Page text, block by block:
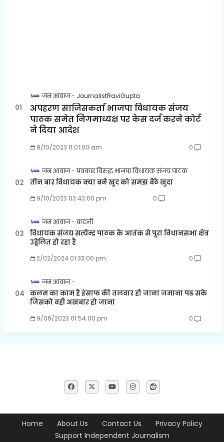
जन आवाज JournalistRaviGupta
अपहरण साजिसकर्ता भाजपा विधायक संजय
पाठक समेत निगमाध्यक्ष पर केस दर्ज करने कोर्ट
ने दिया आदेश
9/10/2023 11:01:00 am 0
जन आवाज पत्रकार विरुद्ध भाजपा विधायक संजय पाठक
तीन बार विधायक क्या बने खुद को समझ बैठे खुदा
9/10/2023 03:43:00 pm 0
जन आवाज कटनी
विधायक संजय सत्येन्द्र पाठक के आतंक से पूरा विधानसभा क्षेत्र
उद्वेलित हो रहा है
2/02/2024 01:33:00 pm 0
जन आवाज
कलम का काम है इंसाफ की तलवार हो जाना जमाना पढ सके
जिसको वही अखबार हो जाना
9/09/2023 01:54:00 pm 0
Home About Us Contact Us
Privacy Policy
Support Independent Journalism